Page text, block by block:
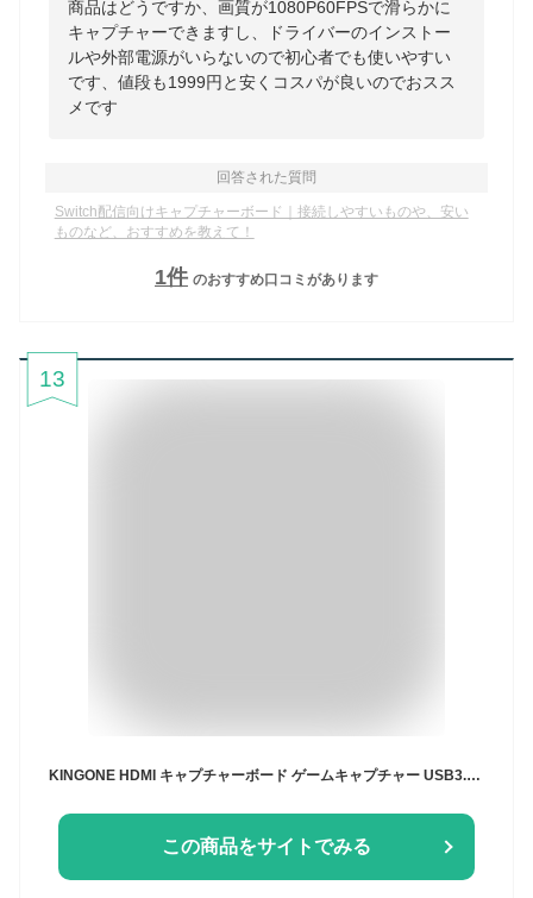
商品はどうですか、画質が1080P60FPSで滑らかに
キャプチャーできますし、ドライバーのインストー
ルや外部電源がいらないので初心者でも使いやすい
です、値段も1999円と安くコスパが良いのでおスス
メです
回答された質問
Switch配信向けキャプチャーボード｜接続しやすいものや、安い
ものなど、おすすめを教えて！
1件 のおすすめ口コミがあります
13
この商品をサイトでみる